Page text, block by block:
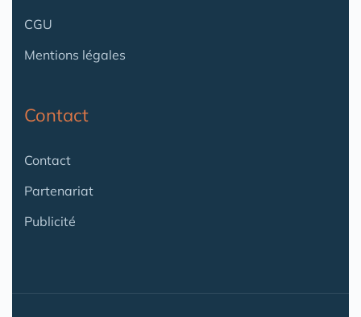
CGU
Mentions légales
Contact
Contact
Partenariat
Publicité